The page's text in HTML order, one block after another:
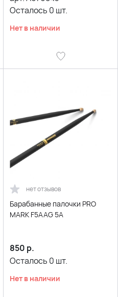
Осталось 0 шт.
Нет в наличии
нет отзывов
Барабанные палочки PRO
MARK F5AAG 5A
850 р.
Осталось 0 шт.
Нет в наличии